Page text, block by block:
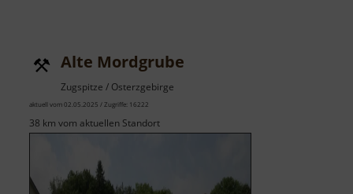
Alte Mordgrube
Zugspitze / Osterzgebirge
aktuell vom 02.05.2025 / Zugriffe: 16222
38 km vom aktuellen Standort